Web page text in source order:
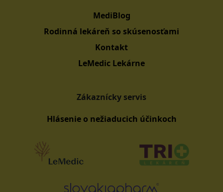
MediBlog
Rodinná lekáreň so skúsenosťami
Kontakt
LeMedic Lekárne
Zákaznícky servis
Hlásenie o nežiaducich účinkoch